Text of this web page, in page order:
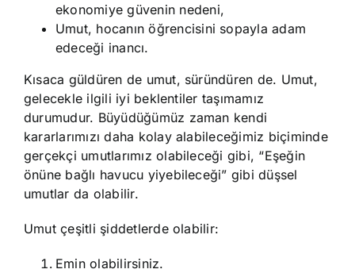
ekonomiye güvenin nedeni,
Umut, hocanın öğrencisini sopayla adam
edeceği inancı.
Kısaca güldüren de umut, süründüren de. Umut,
gelecekle ilgili iyi beklentiler taşımamız
durumudur. Büyüdüğümüz zaman kendi
kararlarımızı daha kolay alabileceğimiz biçiminde
gerçekçi umutlarımız olabileceği gibi, “Eşeğin
önüne bağlı havucu yiyebileceği” gibi düşsel
umutlar da olabilir.
Umut çeşitli şiddetlerde olabilir:
Emin olabilirsiniz.